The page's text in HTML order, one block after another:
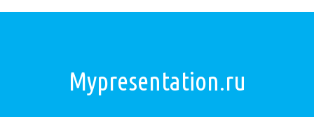
Mypresentation.ru